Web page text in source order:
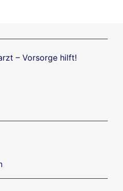
– Vorsorge hilft!